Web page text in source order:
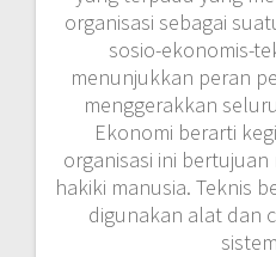
organisasi sebagai
sosio-ekonomis-
menunjukkan peran
menggerakkan
Ekonomi berarti
organisasi ini
hakiki manusia. Teknis
digunakan alat dan